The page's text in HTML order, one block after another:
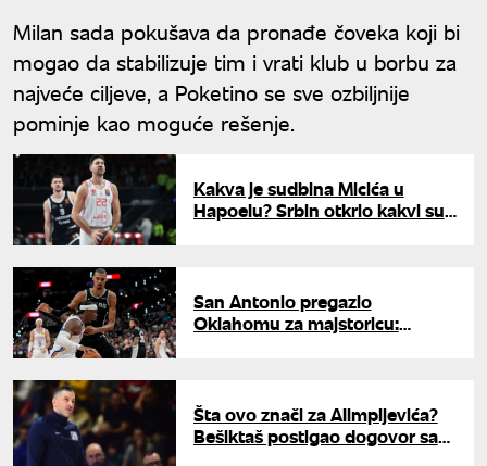
Milan sada pokušava da pronađe čoveka koji bi
mogao da stabilizuje tim i vrati klub u borbu za
najveće ciljeve, a Poketino se sve ozbiljnije
pominje kao moguće rešenje.
Kakva je sudbina Micića u
Hapoelu? Srbin otkrio kakvi su
San Antonio pregazio
Oklahomu za majstoricu:
Šta ovo znači za Alimpijevića?
Bešiktaš postigao dogovor sa